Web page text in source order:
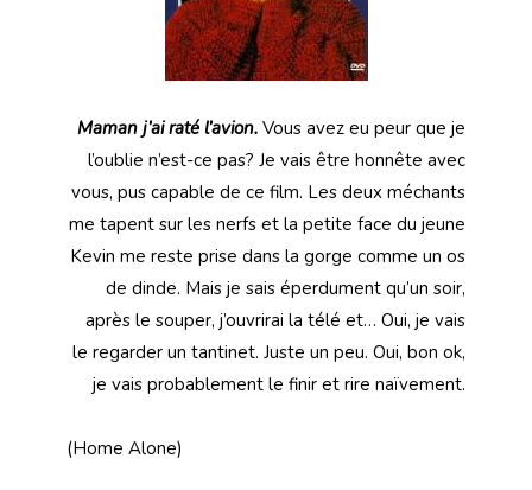
Maman j’ai raté l’avion. Vous avez eu peur que je
l’oublie n’est-ce pas? Je vais être honnête avec
vous, pus capable de ce film. Les deux méchants
me tapent sur les nerfs et la petite face du jeune
Kevin me reste prise dans la gorge comme un os
de dinde. Mais je sais éperdument qu’un soir,
après le souper, j’ouvrirai la télé et… Oui, je vais
le regarder un tantinet. Juste un peu. Oui, bon ok,
je vais probablement le finir et rire naïvement.
(Home Alone)